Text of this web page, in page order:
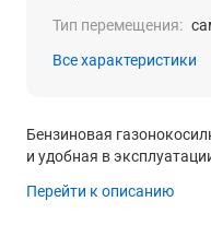
Тип перемещения:
Все характеристики
Бензиновая
и удобная в
Перейти к описанию